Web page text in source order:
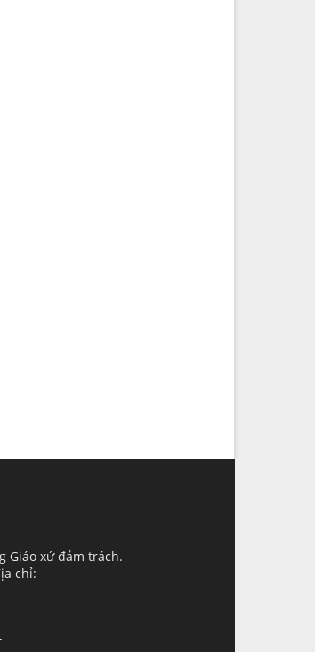
Giáo xứ đảm trách.
chỉ: